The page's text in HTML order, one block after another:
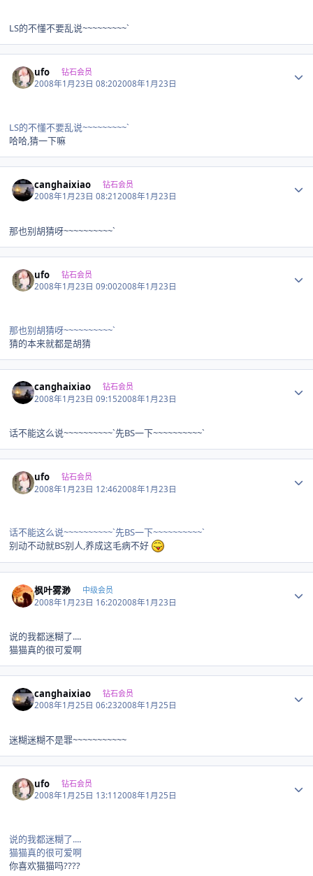
LS的不懂不要乱说~~~~~~~~~`
ufo 钻石会员
2008年1月23日 08:202008年1月23日
LS的不懂不要乱说~~~~~~~~~`
哈哈,猜一下嘛
canghaixiao 钻石会员
2008年1月23日 08:212008年1月23日
那也别胡猜呀~~~~~~~~~~`
ufo 钻石会员
2008年1月23日 09:002008年1月23日
那也别胡猜呀~~~~~~~~~~`
猜的本来就都是胡猜
canghaixiao 钻石会员
2008年1月23日 09:152008年1月23日
话不能这么说~~~~~~~~~~`先BS一下~~~~~~~~~~`
ufo 钻石会员
2008年1月23日 12:462008年1月23日
话不能这么说~~~~~~~~~~`先BS一下~~~~~~~~~~`
别动不动就BS别人,养成这毛病不好
枫叶雾渺 中级会员
2008年1月23日 16:202008年1月23日
说的我都迷糊了....
猫猫真的很可爱啊
canghaixiao 钻石会员
2008年1月25日 06:232008年1月25日
迷糊迷糊不是罪~~~~~~~~~~~
ufo 钻石会员
2008年1月25日 13:112008年1月25日
说的我都迷糊了....
猫猫真的很可爱啊
你喜欢猫猫吗????